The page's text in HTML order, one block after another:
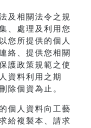
及相關法令之規
、處理及利用您
您所提供的個人
絡、提供您相關
護政策規範之使
資料利用之期
除個資為止。
個人資料向工藝
給複製本、請求